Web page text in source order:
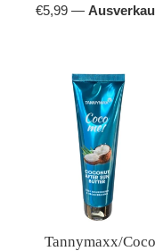
Normaler
€5,99 —
Tannymaxx/Coco